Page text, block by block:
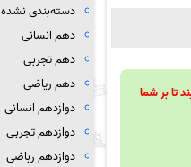
به شما نمیگویند تا بر شما
دسته‌بندی نشده
دهم انسانی
دهم تجربی
دهم ریاضی
دوازدهم انسانی
دوازدهم تجربی
دوازدهم رباضی